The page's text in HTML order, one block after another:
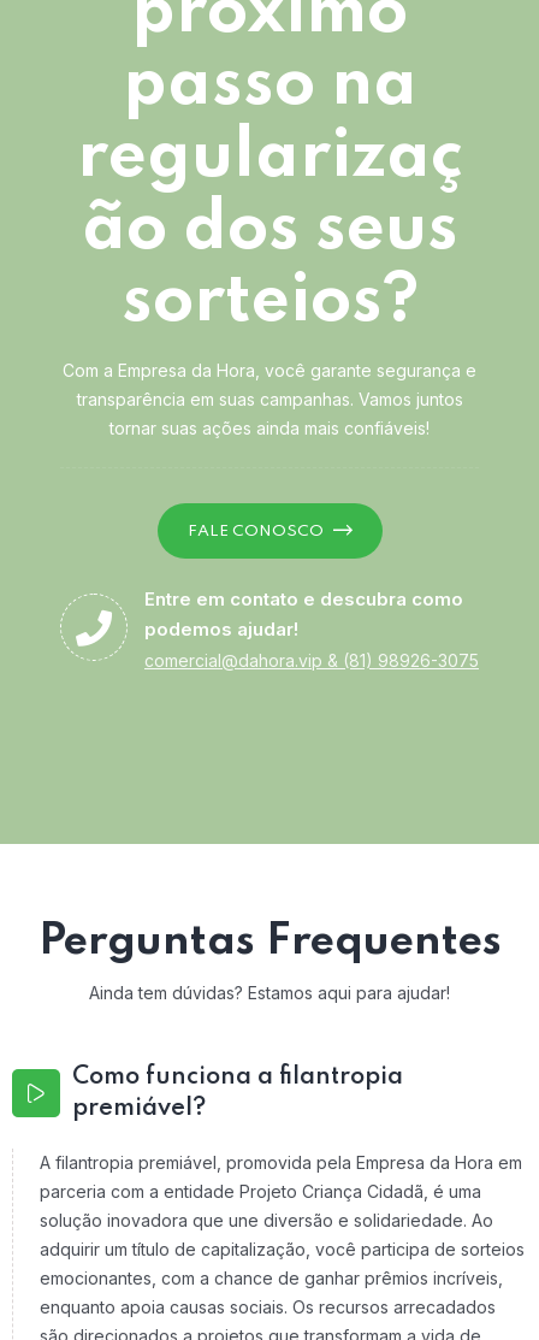
passo na
regularizaç
ão dos seus
sorteios?
Com a Empresa da Hora, você garante segurança e
transparência em suas campanhas. Vamos juntos
tornar suas ações ainda mais confiáveis!
FALE CONOSCO
Entre em contato e descubra como
podemos ajudar!
comercial@dahora.vip & (81) 98926-3075
Perguntas Frequentes
Ainda tem dúvidas? Estamos aqui para ajudar!
Como funciona a filantropia
premiável?
A filantropia premiável, promovida pela Empresa da Hora em
parceria com a entidade Projeto Criança Cidadã, é uma
solução inovadora que une diversão e solidariedade. Ao
adquirir um título de capitalização, você participa de sorteios
emocionantes, com a chance de ganhar prêmios incríveis,
enquanto apoia causas sociais. Os recursos arrecadados
são direcionados a projetos que transformam a vida de